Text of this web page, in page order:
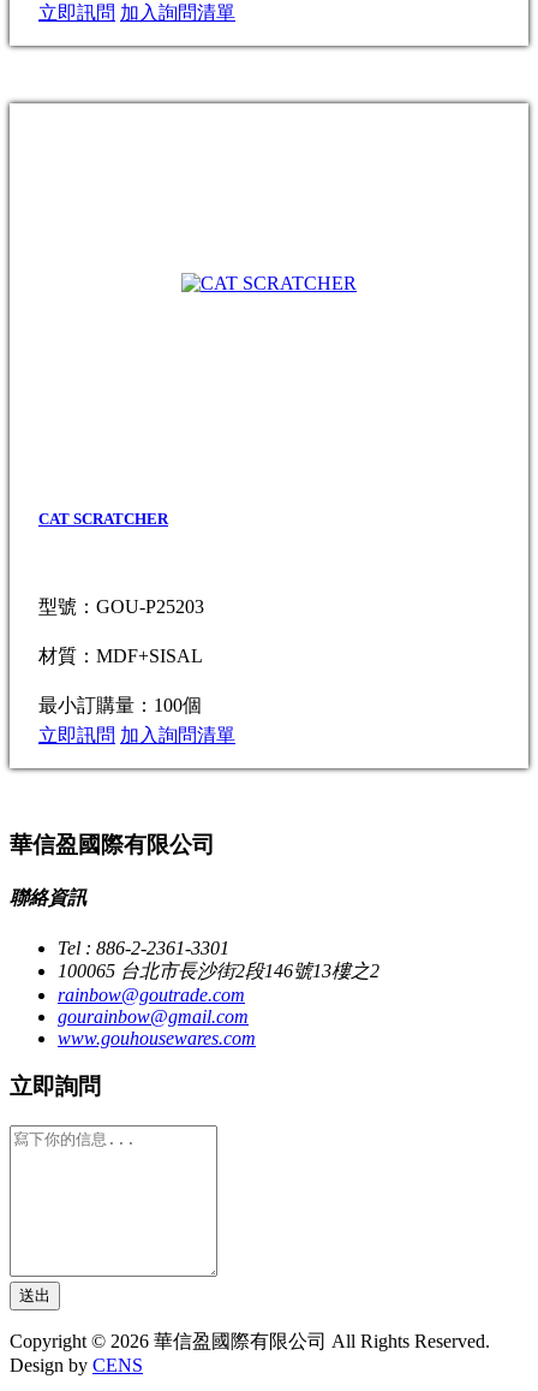
立即訊問 加入詢問清單
CAT SCRATCHER
型號：GOU-P25203
材質：MDF+SISAL
最小訂購量：100個
立即訊問 加入詢問清單
華信盈國際有限公司
聯絡資訊
Tel : 886-2-2361-3301
100065 台北市長沙街2段146號13樓之2
rainbow@goutrade.com
gourainbow@gmail.com
www.gouhousewares.com
立即詢問
送出
Copyright © 2026 華信盈國際有限公司 All Rights Reserved.
Design by CENS